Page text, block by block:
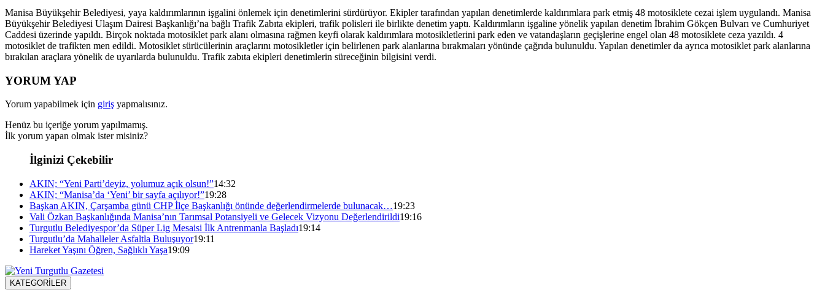
Manisa Büyükşehir Belediyesi, yaya kaldırımlarının işgalini önlemek için denetimlerini sürdürüyor. Ekipler tarafından yapılan denetimlerde kaldırımlara park etmiş 48 motosiklete cezai işlem uygulandı. Manisa
Büyükşehir Belediyesi Ulaşım Dairesi Başkanlığı’na bağlı Trafik Zabıta ekipleri, trafik polisleri ile birlikte denetim yaptı. Kaldırımların işgaline yönelik yapılan denetim İbrahim Gökçen Bulvarı ve Cumhuriyet
Caddesi üzerinde yapıldı. Birçok noktada motosiklet park alanı olmasına rağmen keyfi olarak kaldırımlara motosikletlerini park eden ve vatandaşların geçişlerine engel olan 48 motosiklete ceza yazıldı. 4
motosiklet de trafikten men edildi. Motosiklet sürücülerinin araçlarını motosikletler için belirlenen park alanlarına bırakmaları yönünde çağrıda bulunuldu. Yapılan denetimler da ayrıca motosiklet park alanlarına
bırakılan araçlara yönelik de uyarılarda bulunuldu. Trafik zabıta ekipleri denetimlerin süreceğinin bilgisini verdi.
YORUM YAP
Yorum yapabilmek için giriş yapmalısınız.
Henüz bu içeriğe yorum yapılmamış.
İlk yorum yapan olmak ister misiniz?
İlginizi Çekebilir
AKIN; “Yeni Parti’deyiz, yolumuz açık olsun!”14:32
AKIN; “Manisa’da ‘Yeni’ bir sayfa açılıyor!”19:28
Başkan AKIN, Çarşamba günü CHP İlçe Başkanlığı önünde değerlendirmelerde bulunacak…19:23
Vali Özkan Başkanlığında Manisa’nın Tarımsal Potansiyeli ve Gelecek Vizyonu Değerlendirildi19:16
Turgutlu Belediyespor’da Süper Lig Mesaisi İlk Antrenmanla Başladı19:14
Turgutlu’da Mahalleler Asfaltla Buluşuyor19:11
Hareket Yaşını Öğren, Sağlıklı Yaşa19:09
KATEGORİLER